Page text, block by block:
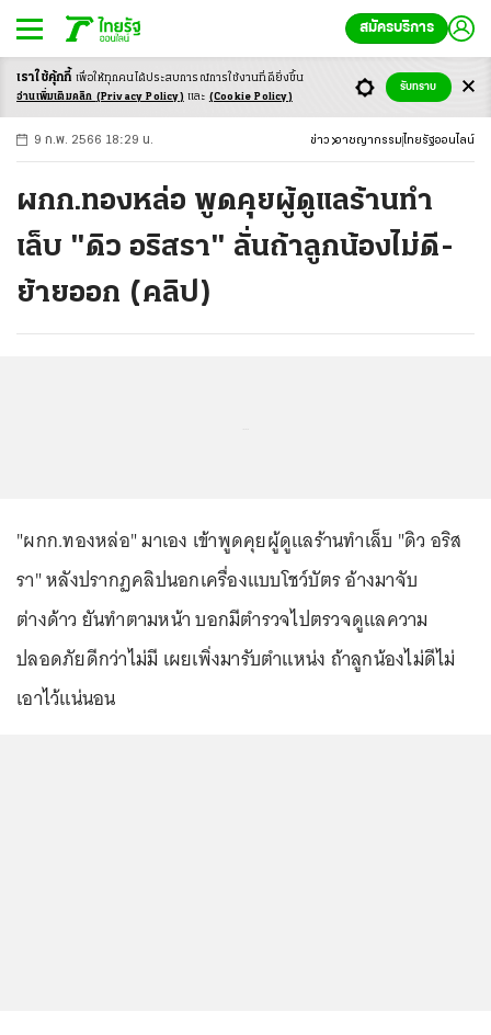
สมัครบริการ
-ก ก ก+
9 ก.พ. 2566 18:29 น. ข่าว อาชญากรรม ไทยรัฐออนไลน์
ผกก.ทองหล่อ พูดคุยผู้ดูแลร้านทำ
เล็บ "ดิว อริสรา" ลั่นถ้าลูกน้องไม่ดี-
ย้ายออก (คลิป)
"ผกก.ทองหล่อ" มาเอง เข้าพูดคุยผู้ดูแลร้านทำเล็บ "ดิว อริส
รา" หลังปรากฏคลิปนอกเครื่องแบบโชว์บัตร อ้างมาจับ
ต่างด้าว ยันทำตามหน้า บอกมีตำรวจไปตรวจดูแลความ
ปลอดภัยดีกว่าไม่มี เผยเพิ่งมารับตำแหน่ง ถ้าลูกน้องไม่ดีไม่
เอาไว้แน่นอน
เราใช้คุ้กกี้ เพื่อให้ทุกคนได้ประสบการณ์การใช้งานที่ดียิ่งขึ้น
อ่านเพิ่มเติมคลิก (Privacy Policy) และ (Cookie Policy)
รับทราบ